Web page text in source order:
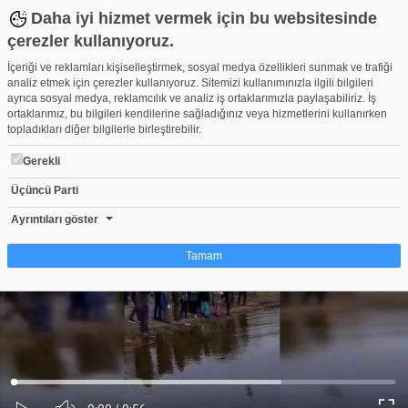
Daha iyi hizmet vermek için bu websitesinde
çerezler kullanıyoruz.
İçeriği ve reklamları kişiselleştirmek, sosyal medya özellikleri sunmak ve trafiği
analiz etmek için çerezler kullanıyoruz. Sitemizi kullanımınızla ilgili bilgileri
ayrıca sosyal medya, reklamcılık ve analiz iş ortaklarımızla paylaşabiliriz. İş
ortaklarımız, bu bilgileri kendilerine sağladığınız veya hizmetlerini kullanırken
topladıkları diğer bilgilerle birleştirebilir.
Gerekli
Üçüncü Parti
Ayrıntıları göster
Tamam
Çerez nedir?
Çerezler, web-sitelerinin, kullanıcıların deneyimlerini daha verimli hale getirmek
amacıyla kullandığı küçük metin dosyalarıdır. Yasalara göre, bu sitenin
işletilmesi için kesinlikle gerekli olan çerezleri cihazınıza yerleştirebiliyoruz.
Diğer çerez türleri için sizden izin almamız gerekiyor. Bu site farklı çerez türleri
kullanmaktadır. Bazı çerezler, sayfalarımızda yer alan üçüncü şahıs hizmetleri
tarafından yerleştirilir. İzniniz şu alanlar için geçerlidir: web.tv
Ses
Yüklendi:
0%
Yükleniyor:
Bursa öğrenciler ördekleri doğaya saldı!